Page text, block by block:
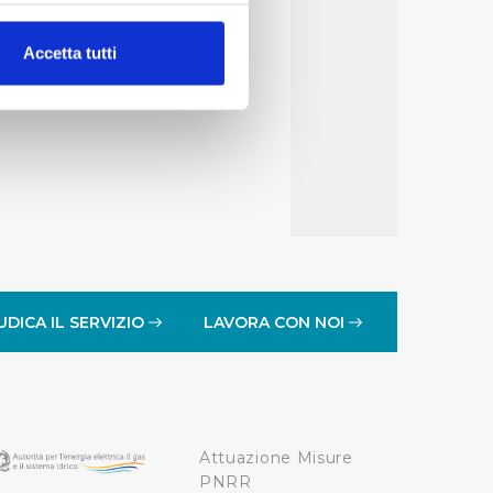
(impronte
che l’Utente ha fornito
i singoli cookie
Accetta tutti
IL SERVIZIO LAVORA CON NOI
Attuazione Misure
PNRR